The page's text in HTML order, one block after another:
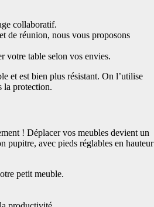
collaboratif.
de réunion, nous vous proposons
votre table selon vos envies.
et est bien plus résistant. On l’utilise
la protection.
! Déplacer vos meubles devient un
pupitre, avec pieds réglables en hauteur
petit meuble.